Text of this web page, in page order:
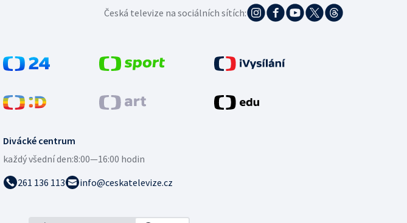
Divácké centrum
každý všední den:8:00—16:00 hodin
261 136 113
info@ceskatelevize.cz
Česká televize na sociálních sítích: